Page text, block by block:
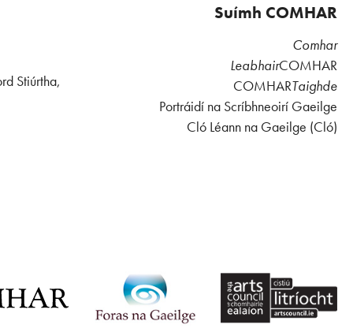
Stiúrtha,
Suímh COMHAR
Comhar
LeabhairCOMHAR
COMHARTaighde
Portráidí na Scríbhneoirí Gaeilge
Cló Léann na Gaeilge (Cló)